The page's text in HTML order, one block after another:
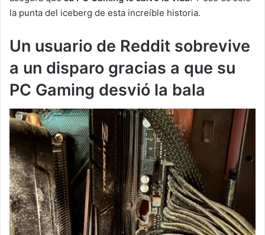
la punta del iceberg de esta increíble historia.
Un usuario de Reddit sobrevive
a un disparo gracias a que su
PC Gaming desvió la bala